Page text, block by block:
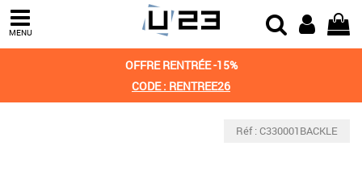
MENU
OFFRE RENTRÉE -15%
CODE : RENTREE26
Réf : C330001BACKLE